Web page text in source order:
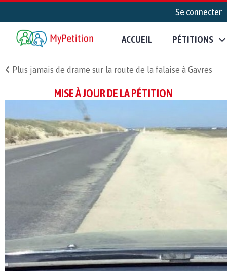
Se connecter
ACCUEIL PÉTITIONS
Plus jamais de drame sur la route de la falaise à Gavres
MISE À JOUR DE LA PÉTITION